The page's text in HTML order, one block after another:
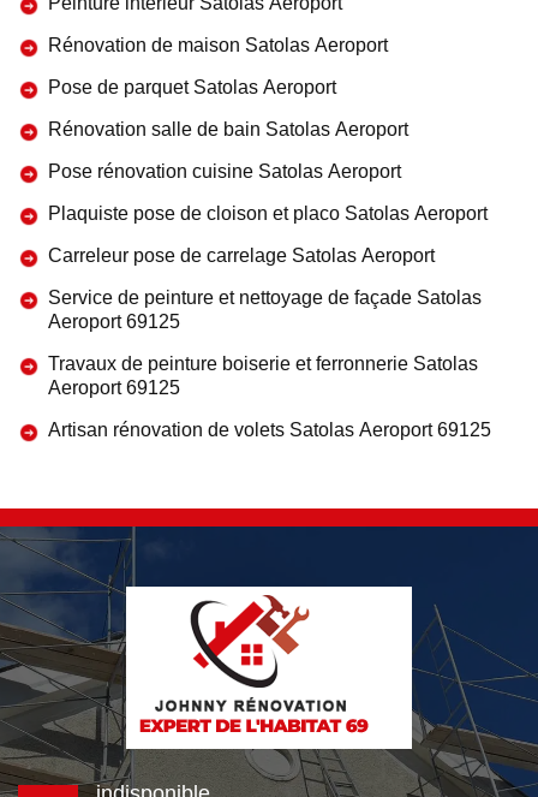
Rénovation de maison Satolas Aeroport
Pose de parquet Satolas Aeroport
Rénovation salle de bain Satolas Aeroport
Pose rénovation cuisine Satolas Aeroport
Plaquiste pose de cloison et placo Satolas Aeroport
Carreleur pose de carrelage Satolas Aeroport
Service de peinture et nettoyage de façade Satolas
Aeroport 69125
Travaux de peinture boiserie et ferronnerie Satolas
Aeroport 69125
Artisan rénovation de volets Satolas Aeroport 69125